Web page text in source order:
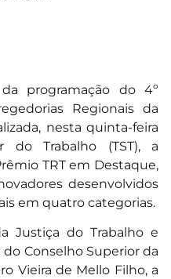
programação do 4º
Regionais da
nesta quinta-feira
do Trabalho (TST), a
TRT em Destaque,
desenvolvidos
em quatro categorias.
Justiça do Trabalho e
Conselho Superior da
Vieira de Mello Filho, a